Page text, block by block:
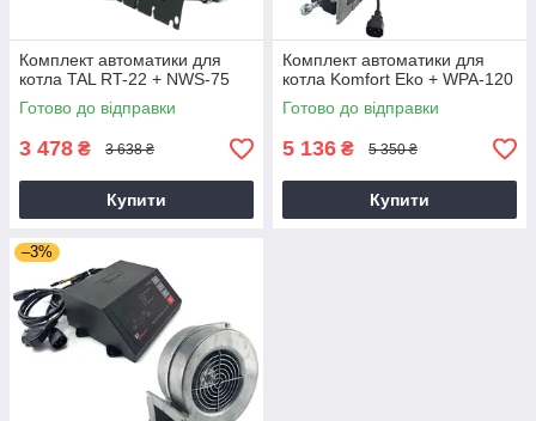
Комплект автоматики для
котла TAL RT-22 + NWS-75
Готово до відправки
3 478 ₴ 3 638 ₴
Купити
Комплект автоматики для
котла Komfort Eko + WPA-120
Готово до відправки
5 136 ₴ 5 350 ₴
Купити
–3%